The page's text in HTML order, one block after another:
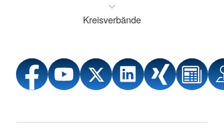
Kreisverbände